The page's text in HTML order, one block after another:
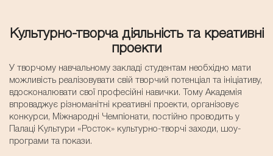
Культурно-творча діяльність та креативні
проекти
У творчому навчальному закладі студентам необхідно мати
можливість реалізовувати свій творчий потенціал та ініціативу,
вдосконалювати свої професійні навички. Тому Академія
впроваджує різноманітні креативні проекти, організовує
конкурси, Міжнародні Чемпіонати, постійно проводить у
Палаці Культури «Росток» культурно-творчі заходи, шоу-
програми та покази.